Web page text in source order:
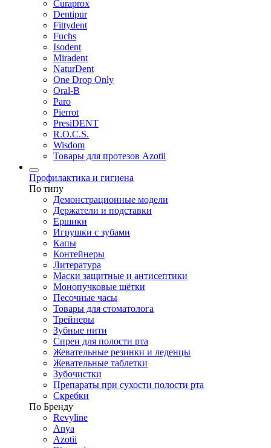
Curaprox
Dentipur
Fittydent
Fuchs
Isodent
Miradent
NaturDent
One Drop Only
Oral-B
Paro
Pierrot
PresiDENT
R.O.C.S.
Wisdom
Товары для протезов Azotii
Профилактика и гигиена
По типу
Демонстрационные модели
Держатели и подставки
Ершики
Игрушки с зубами
Капы
Контейнеры
Литература
Маски защитные и антисептики
Монопучковые щётки
Песочные часы
Товары для стоматолога
Трейнеры
Зубные нити
Спреи для полости рта
Жевательные резинки и леденцы
Жевательные таблетки
Зубочистки
Препараты при сухости полости рта
Скребки
По Бренду
Revyline
Anya
Azotii